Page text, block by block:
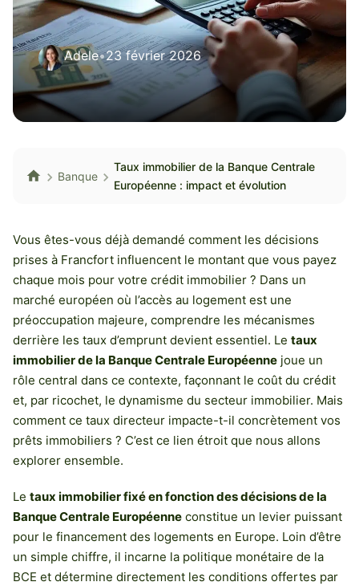
Adele•23 février 2026
Banque
Taux immobilier de la Banque Centrale
Européenne : impact et évolution
Vous êtes-vous déjà demandé comment les décisions
prises à Francfort influencent le montant que vous payez
chaque mois pour votre crédit immobilier ? Dans un
marché européen où l’accès au logement est une
préoccupation majeure, comprendre les mécanismes
derrière les taux d’emprunt devient essentiel. Le taux
immobilier de la Banque Centrale Européenne joue un
rôle central dans ce contexte, façonnant le coût du crédit
et, par ricochet, le dynamisme du secteur immobilier. Mais
comment ce taux directeur impacte-t-il concrètement vos
prêts immobiliers ? C’est ce lien étroit que nous allons
explorer ensemble.
Le taux immobilier fixé en fonction des décisions de la
Banque Centrale Européenne constitue un levier puissant
pour le financement des logements en Europe. Loin d’être
un simple chiffre, il incarne la politique monétaire de la
BCE et détermine directement les conditions offertes par